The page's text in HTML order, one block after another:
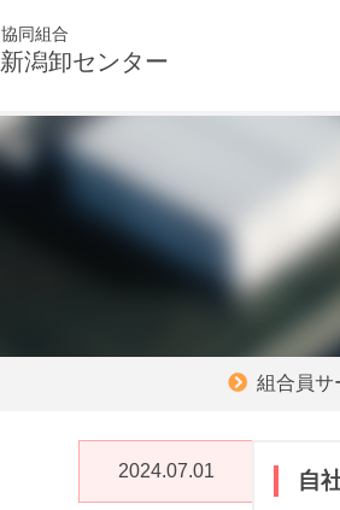
協同組合
新潟卸センター
組合員サ
2024.07.01 自